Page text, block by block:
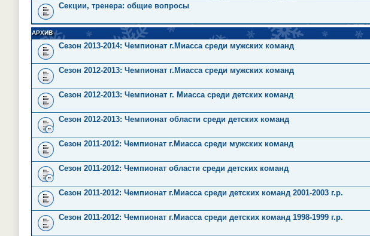
Секции, тренера: общие вопросы
АРХИВ
Сезон 2013-2014: Чемпионат г.Миасса среди мужских команд
Сезон 2012-2013: Чемпионат г.Миасса среди мужских команд
Сезон 2012-2013: Чемпионат г. Миасса среди детских команд
Сезон 2012-2013: Чемпионат области среди детских команд
Сезон 2011-2012: Чемпионат г.Миасса среди мужских команд
Сезон 2011-2012: Чемпионат области среди детских команд
Сезон 2011-2012: Чемпионат г.Миасса среди детских команд 2001-2003 г.р.
Сезон 2011-2012: Чемпионат г.Миасса среди детских команд 1998-1999 г.р.